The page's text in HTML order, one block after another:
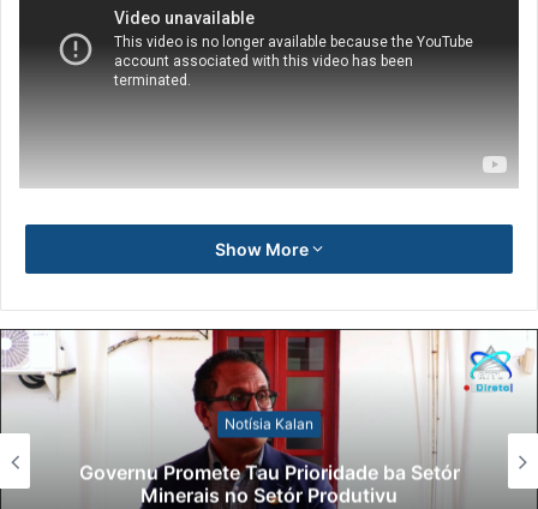
Show More
Notísia Kalan
Governu Promete Tau Prioridade ba Setór
Minerais no Setór Produtivu